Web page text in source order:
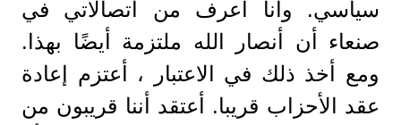
سياسي. وأنا أعرف من اتصالاتي في
صنعاء أن أنصار الله ملتزمة أيضًا بهذا.
ومع أخذ ذلك في الاعتبار ، أعتزم إعادة
عقد الأحزاب قريبا. أعتقد أننا قريبون من